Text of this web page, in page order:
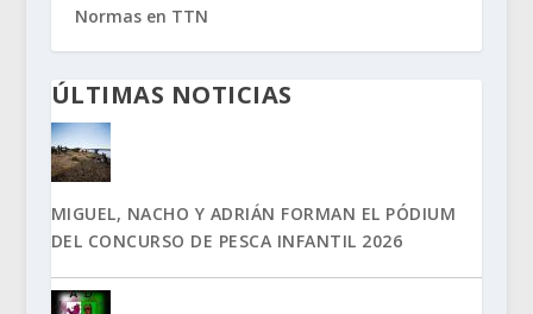
Normas en TTN
ÚLTIMAS NOTICIAS
MIGUEL, NACHO Y ADRIÁN FORMAN EL PÓDIUM
DEL CONCURSO DE PESCA INFANTIL 2026